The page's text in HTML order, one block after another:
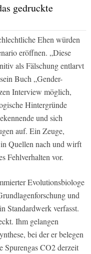
gedruckte
Ehen würden
eröffnen. „Diese
als Fälschung entlarvt
Buch „Gender-
Interview möglich,
Hintergründe
und sich
auf. Ein Zeuge,
Quellen nach und wirft
Fehlverhalten vor.
Evolutionsbiologe
und
Standardwerk verfasst.
Ihm gelangen
bei der er belegen
Spurengas CO2 derzeit